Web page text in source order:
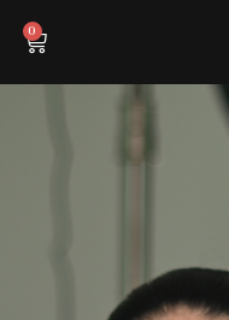
0